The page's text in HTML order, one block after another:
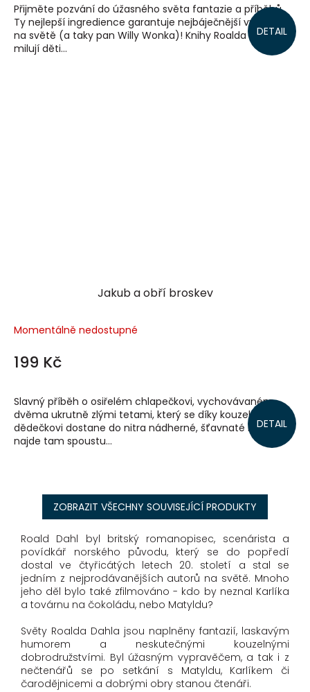
DETAIL
Přijměte pozvání do úžasného světa fantazie a příběhů.
Ty nejlepší ingredience garantuje nejbáječnější vypravěč
na světě (a taky pan Willy Wonka)! Knihy Roalda Dahla
milují děti...
Jakub a obří broskev
Momentálně nedostupné
199 Kč
DETAIL
Slavný příběh o osiřelém chlapečkovi, vychovávaném
dvěma ukrutně zlými tetami, který se díky kouzelnému
dědečkovi dostane do nitra nádherné, šťavnaté broskve a
najde tam spoustu...
ZOBRAZIT VŠECHNY SOUVISEJÍCÍ PRODUKTY
Roald Dahl byl britský romanopisec, scenárista a
povídkář norského původu, který se do popředí
dostal ve čtyřicátých letech 20. století a stal se
jedním z nejprodávanějších autorů na světě. Mnoho
jeho děl bylo také zfilmováno - kdo by neznal Karlíka
a továrnu na čokoládu, nebo Matyldu?
Světy Roalda Dahla jsou naplněny fantazií, laskavým
humorem a neskutečnými kouzelnými
dobrodružstvími. Byl úžasným vypravěčem, a tak i z
nečtenářů se po setkání s Matyldu, Karlíkem či
čarodějnicemi a dobrými obry stanou čtenáři.